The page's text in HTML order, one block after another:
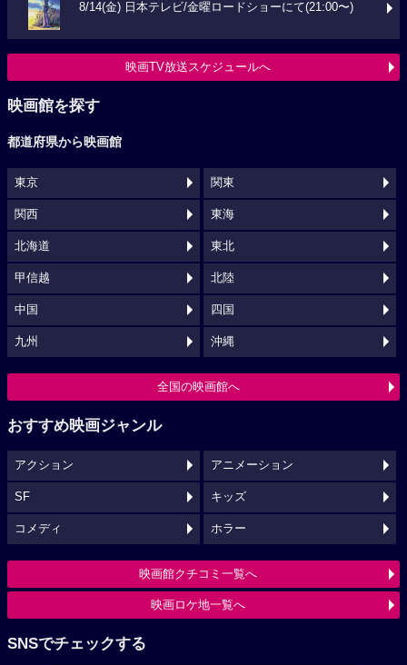
8/14(金) 日本テレビ/金曜ロードショーにて(21:00〜)
映画TV放送スケジュールへ
映画館を探す
都道府県から映画館
東京 関東
関西 東海
北海道 東北
甲信越 北陸
中国 四国
九州 沖縄
全国の映画館へ
おすすめ映画ジャンル
アクション アニメーション
SF キッズ
コメディ ホラー
映画館クチコミ一覧へ
映画ロケ地一覧へ
SNSでチェックする